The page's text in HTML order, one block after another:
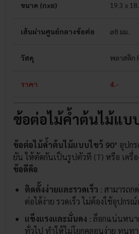
ขนาด (กxย) 19.3 x
เส้นผ่านศูนย์กลางข้อต่อ ø8 มม.
วัสดุ พลาสติก
ราคา 4.-
ข้อต่อไม้ค้ำต้นไม้แบ
ข้อต่อไม้ค้ำต้นไม้แบบไขว้ 90° อุปก
ยัน ให้ตัดกันเป็นรูปตัวที (T) หรือ เครื่
ข้อดีคือ
ติดตั้งง่ายและรวดเร็ว : สามารถก
ต่อได้ง่าย รวดเร็ว ไม่ต้องใช้อุปกรณ์
แข็งแรงและมั่นคง : ล็อกแน่นหนา
ทั่วไป ทำให้ไม่โยกคลอนง่าย ทนท